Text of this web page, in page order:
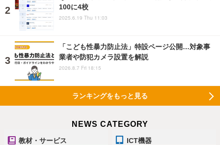
100に4校
2025.6.19 Thu 11:03
「こども性暴力防止法」特設ページ公開…対象事
業者や防犯カメラ設置を解説
2026.8.7 Fri 18:15
ランキングをもっと見る
NEWS CATEGORY
教材・サービス ICT機器